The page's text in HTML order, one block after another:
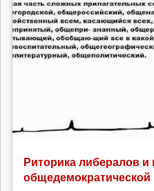
Риторика либералов и
общедемократической